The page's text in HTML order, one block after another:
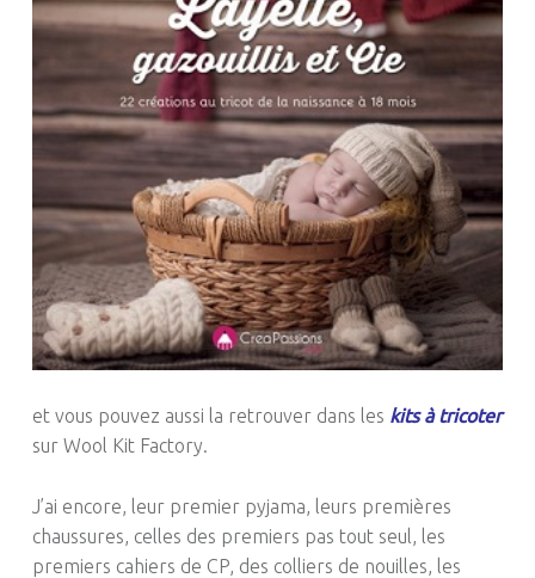
et vous pouvez aussi la retrouver dans les kits à tricoter
sur Wool Kit Factory.
J’ai encore, leur premier pyjama, leurs premières
chaussures, celles des premiers pas tout seul, les
premiers cahiers de CP, des colliers de nouilles, les